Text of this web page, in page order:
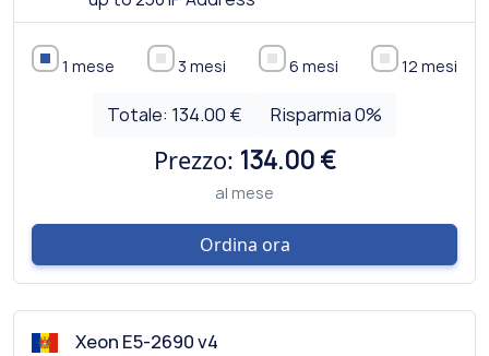
1 mese 3 mesi 6 mesi 12 mesi
Totale: 134.00 € Risparmia0%
Prezzo: 134.00 €
al mese
Ordina ora
Xeon E5-2690 v4